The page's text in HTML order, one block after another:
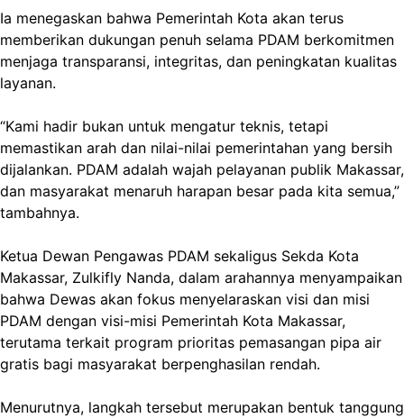
Ia menegaskan bahwa Pemerintah Kota akan terus
memberikan dukungan penuh selama PDAM berkomitmen
menjaga transparansi, integritas, dan peningkatan kualitas
layanan.
“Kami hadir bukan untuk mengatur teknis, tetapi
memastikan arah dan nilai-nilai pemerintahan yang bersih
dijalankan. PDAM adalah wajah pelayanan publik Makassar,
dan masyarakat menaruh harapan besar pada kita semua,”
tambahnya.
Ketua Dewan Pengawas PDAM sekaligus Sekda Kota
Makassar, Zulkifly Nanda, dalam arahannya menyampaikan
bahwa Dewas akan fokus menyelaraskan visi dan misi
PDAM dengan visi-misi Pemerintah Kota Makassar,
terutama terkait program prioritas pemasangan pipa air
gratis bagi masyarakat berpenghasilan rendah.
Menurutnya, langkah tersebut merupakan bentuk tanggung